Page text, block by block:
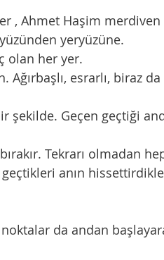
, Ahmet Haşim
yeryüzüne.
olan her yer.
esrarlı, biraz
Tekrarı olmadan
anın